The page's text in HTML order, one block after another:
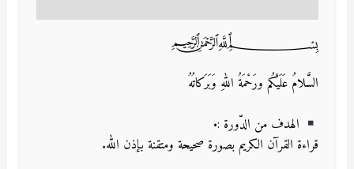
﷽
السَّلامُ عَلَيْكُم ورَحْمَةُ اللهِ وَبَرَكاتُهُ
الهدف من الدّورة :•
قراءة القرآن الكريم بصورة صحيحة ومتقنة بإذن الله.